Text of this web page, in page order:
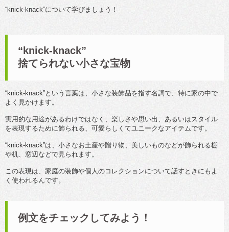
“knick-knack”について学びましょう！
“knick-knack”
捨てられない小さな宝物
“knick-knack”という言葉は、小さな装飾品を指す名詞で、特に家の中で
よく見かけます。
実用的な用途があるわけではなく、楽しさや思い出、あるいはスタイル
を表現するために飾られる、可愛らしくてユニークなアイテムです。
“knick-knack”は、小さなお土産や贈り物、美しいものなどが飾られる棚
や机、窓辺などで見られます。
この表現は、家庭の装飾や個人のコレクションについて話すときにもよ
く使われるんです。
例文をチェックしてみよう！